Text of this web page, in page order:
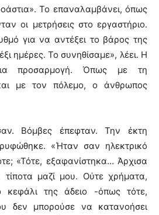
Το επαναλαμβάνει, όπως
οι μετρήσεις στο εργαστήριο.
για να αντέξει το βάρος της
ημέρες. Το συνηθίσαμε», λέει. Η
προσαρμογή. Όπως με τη
και με τον πόλεμο, ο άνθρωπος
Βόμβες έπεφταν. Την έκτη
«Ήταν σαν ηλεκτρικό
«Τότε, εξαφανίστηκα… Άρχισα
μαζί μου. Ούτε χρήματα,
κεφάλι της άδειο -όπως τότε,
δεν μπορούσε να κατανοήσει